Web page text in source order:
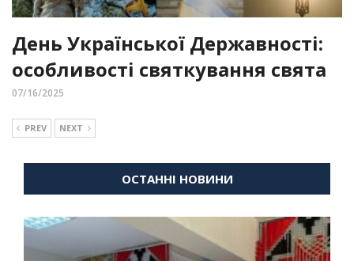
День Української Державності:
особливості святкування свята
07/16/2025
PREV NEXT
ОСТАННІ НОВИНИ